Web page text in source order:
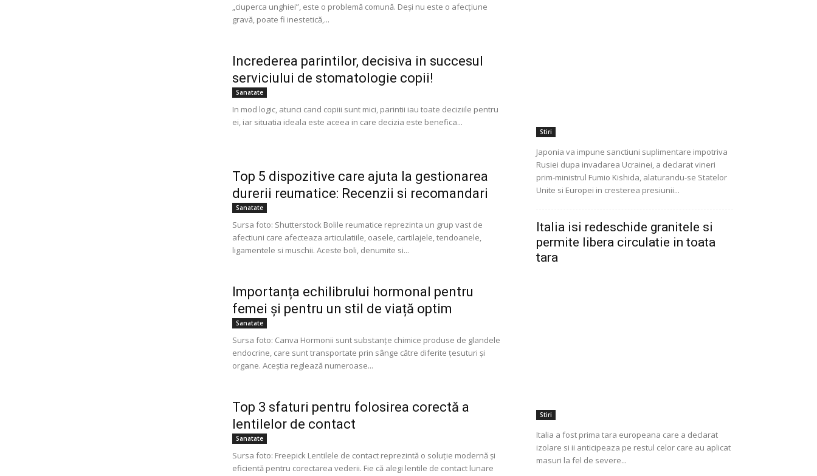
„ciuperca unghiei”, este o problemă comună. Deși nu este o afecțiune
gravă, poate fi inestetică,...
Increderea parintilor, decisiva in succesul
serviciului de stomatologie copii!
Sanatate
In mod logic, atunci cand copiii sunt mici, parintii iau toate deciziile pentru
ei, iar situatia ideala este aceea in care decizia este benefica...
Top 5 dispozitive care ajuta la gestionarea
durerii reumatice: Recenzii si recomandari
Sanatate
Sursa foto: Shutterstock Bolile reumatice reprezinta un grup vast de
afectiuni care afecteaza articulatiile, oasele, cartilajele, tendoanele,
ligamentele si muschii. Aceste boli, denumite si...
Importanța echilibrului hormonal pentru
femei și pentru un stil de viață optim
Sanatate
Sursa foto: Canva Hormonii sunt substanțe chimice produse de glandele
endocrine, care sunt transportate prin sânge către diferite țesuturi și
organe. Aceștia reglează numeroase...
Top 3 sfaturi pentru folosirea corectă a
lentilelor de contact
Sanatate
Sursa foto: Freepick Lentilele de contact reprezintă o soluție modernă și
eficientă pentru corectarea vederii. Fie că alegi lentile de contact lunare
Stiri
Japonia va impune sanctiuni suplimentare impotriva
Rusiei dupa invadarea Ucrainei, a declarat vineri
prim-ministrul Fumio Kishida, alaturandu-se Statelor
Unite si Europei in cresterea presiunii...
Italia isi redeschide granitele si
permite libera circulatie in toata
tara
Stiri
Italia a fost prima tara europeana care a declarat
izolare si ii anticipeaza pe restul celor care au aplicat
masuri la fel de severe...